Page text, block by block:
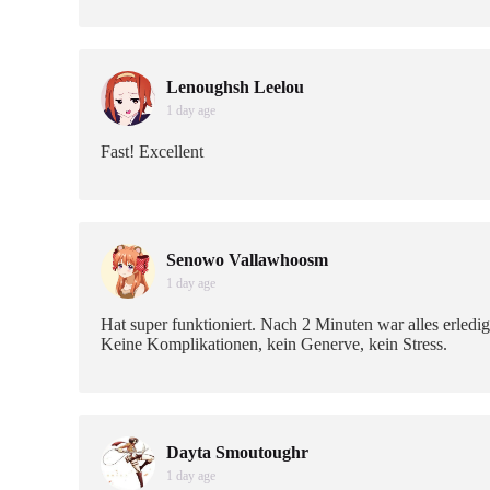
Lenoughsh Leelou
1 day age
Fast! Excellent
Senowo Vallawhoosm
1 day age
Hat super funktioniert. Nach 2 Minuten war alles
Keine Komplikationen, kein Generve, kein Stress.
Dayta Smoutoughr
1 day age